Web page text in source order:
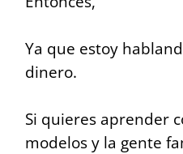
Ya que estoy
dinero.
Si quieres aprender
modelos y la gente